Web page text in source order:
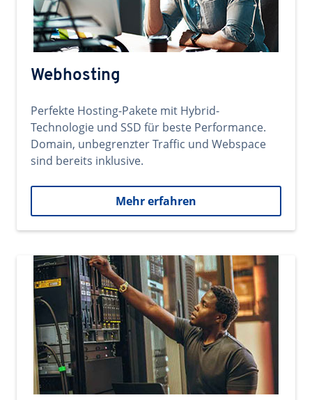
Webhosting
Perfekte Hosting-Pakete mit Hybrid-
Technologie und SSD für beste Performance.
Domain, unbegrenzter Traffic und Webspace
sind bereits inklusive.
Mehr erfahren